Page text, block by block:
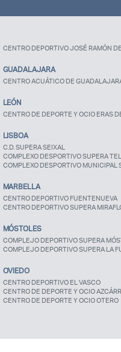
CENTRO DEPORTIVO JOSÉ RAMÓN
GUADALAJARA
CENTRO ACUÁTICO DE
LEÓN
CENTRO DE DEPORTE Y OCIO ERAS
LISBOA
C.D. SUPERA SEIXAL
COMPLEXO DESPORTIVO SUPERA
COMPLEXO DESPORTIVO MUNICIPAL
MARBELLA
CENTRO DEPORTIVO FUENTENUEVA
CENTRO DEPORTIVO SUPERA
MÓSTOLES
COMPLEJO DEPORTIVO SUPERA
COMPLEJO DEPORTIVO SUPERA LA
OVIEDO
CENTRO DEPORTIVO EL VASCO
CENTRO DE DEPORTE Y OCIO
CENTRO DE DEPORTE Y OCIO OTERO